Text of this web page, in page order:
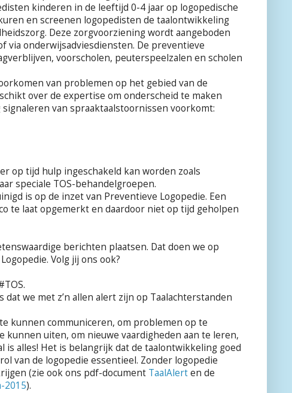
kinderen in de leeftijd 0-4 jaar op logopedische
en screenen logopedisten de taalontwikkeling
Deze zorgvoorziening wordt aangeboden
via onderwijsadviesdiensten. De preventieve
voorscholen, peuterspeelzalen en scholen
van problemen op het gebied van de
over de expertise om onderscheid te maken
van spraaktaalstoornissen voorkomt:
op tijd hulp ingeschakeld kan worden zoals
speciale TOS-behandelgroepen.
is op de inzet van Preventieve Logopedie. Een
te laat opgemerkt en daardoor niet op tijd geholpen
berichten plaatsen. Dat doen we op
Volg jij ons ook?
we met z’n allen alert zijn op Taalachterstanden
kunnen communiceren, om problemen op te
uiten, om nieuwe vaardigheden aan te leren,
is alles! Het is belangrijk dat de taalontwikkeling goed
van de logopedie essentieel. Zonder logopedie
(zie ook ons pdf-document TaalAlerten de
2015).